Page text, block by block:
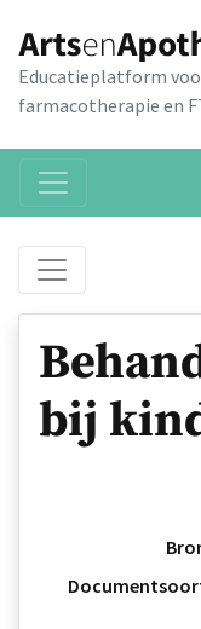
Educatieplatform
farmacotherapie en
bij